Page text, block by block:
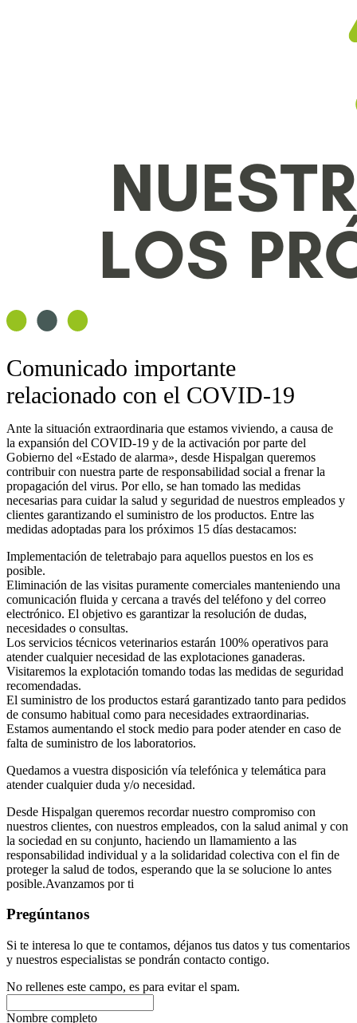
Comunicado importante
relacionado con el COVID-19
Ante la situación extraordinaria que estamos viviendo, a causa de
la expansión del COVID-19 y de la activación por parte del
Gobierno del «Estado de alarma», desde Hispalgan queremos
contribuir con nuestra parte de responsabilidad social a frenar la
propagación del virus. Por ello, se han tomado las medidas
necesarias para cuidar la salud y seguridad de nuestros empleados y
clientes garantizando el suministro de los productos. Entre las
medidas adoptadas para los próximos 15 días destacamos:
Implementación de teletrabajo para aquellos puestos en los es
posible.
Eliminación de las visitas puramente comerciales manteniendo una
comunicación fluida y cercana a través del teléfono y del correo
electrónico. El objetivo es garantizar la resolución de dudas,
necesidades o consultas.
Los servicios técnicos veterinarios estarán 100% operativos para
atender cualquier necesidad de las explotaciones ganaderas.
Visitaremos la explotación tomando todas las medidas de seguridad
recomendadas.
El suministro de los productos estará garantizado tanto para pedidos
de consumo habitual como para necesidades extraordinarias.
Estamos aumentando el stock medio para poder atender en caso de
falta de suministro de los laboratorios.
Quedamos a vuestra disposición vía telefónica y telemática para
atender cualquier duda y/o necesidad.
Desde Hispalgan queremos recordar nuestro compromiso con
nuestros clientes, con nuestros empleados, con la salud animal y con
la sociedad en su conjunto, haciendo un llamamiento a las
responsabilidad individual y a la solidaridad colectiva con el fin de
proteger la salud de todos, esperando que la se solucione lo antes
posible.Avanzamos por ti
Pregúntanos
Si te interesa lo que te contamos, déjanos tus datos y tus comentarios
y nuestros especialistas se pondrán contacto contigo.
No rellenes este campo, es para evitar el spam.
Nombre completo